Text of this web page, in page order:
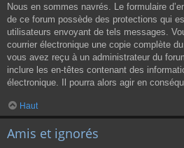
Nous en sommes navrés. Le formulaire
de ce forum possède des protections qui
utilisateurs envoyant de tels messages.
courrier électronique une copie complète
vous avez reçu à un administrateur du
inclure les en-têtes contenant des
électronique. Il pourra alors agir en
Haut
Amis et ignorés